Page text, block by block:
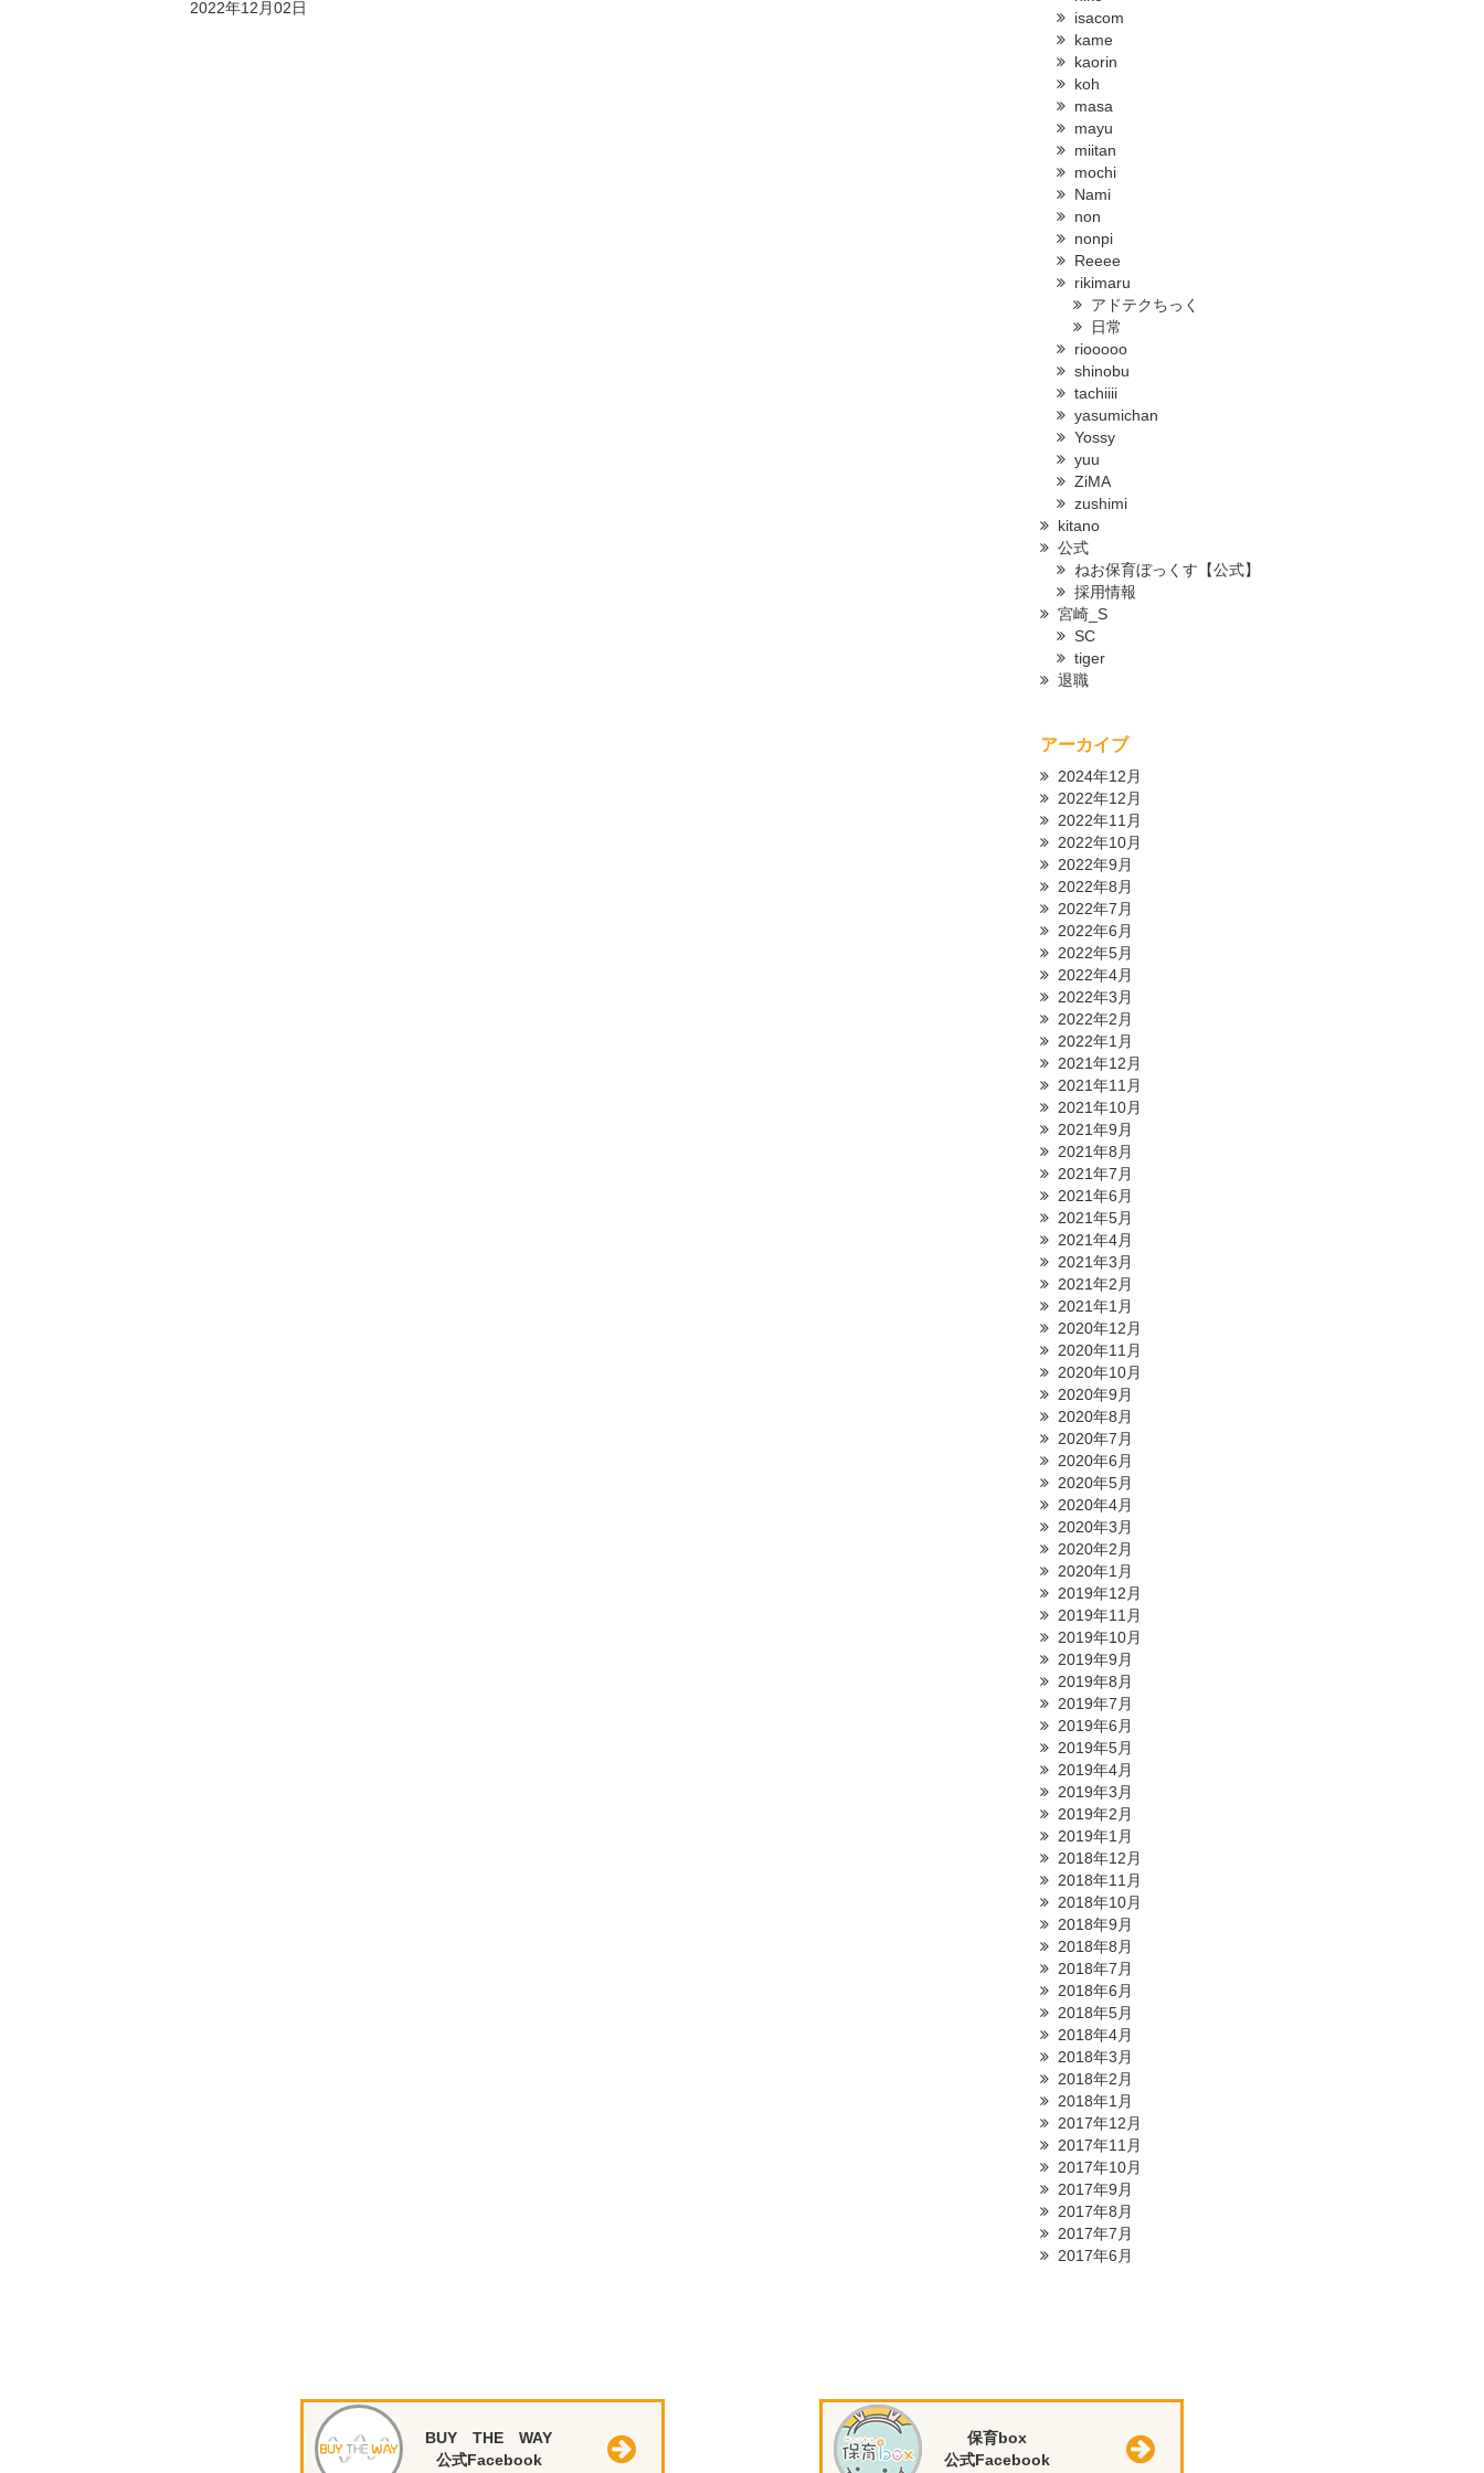
2022年12月02日
isacom
kame
kaorin
koh
masa
mayu
miitan
mochi
Nami
non
nonpi
Reeee
rikimaru
アドテクちっく
日常
riooooo
shinobu
tachiiii
yasumichan
Yossy
yuu
ZiMA
zushimi
kitano
公式
ねお保育ぼっくす【公式】
採用情報
宮崎_S
SC
tiger
退職
アーカイブ
2024年12月
2022年12月
2022年11月
2022年10月
2022年9月
2022年8月
2022年7月
2022年6月
2022年5月
2022年4月
2022年3月
2022年2月
2022年1月
2021年12月
2021年11月
2021年10月
2021年9月
2021年8月
2021年7月
2021年6月
2021年5月
2021年4月
2021年3月
2021年2月
2021年1月
2020年12月
2020年11月
2020年10月
2020年9月
2020年8月
2020年7月
2020年6月
2020年5月
2020年4月
2020年3月
2020年2月
2020年1月
2019年12月
2019年11月
2019年10月
2019年9月
2019年8月
2019年7月
2019年6月
2019年5月
2019年4月
2019年3月
2019年2月
2019年1月
2018年12月
2018年11月
2018年10月
2018年9月
2018年8月
2018年7月
2018年6月
2018年5月
2018年4月
2018年3月
2018年2月
2018年1月
2017年12月
2017年11月
2017年10月
2017年9月
2017年8月
2017年7月
2017年6月
BUY THE WAY
公式Facebook
保育box
公式Facebook